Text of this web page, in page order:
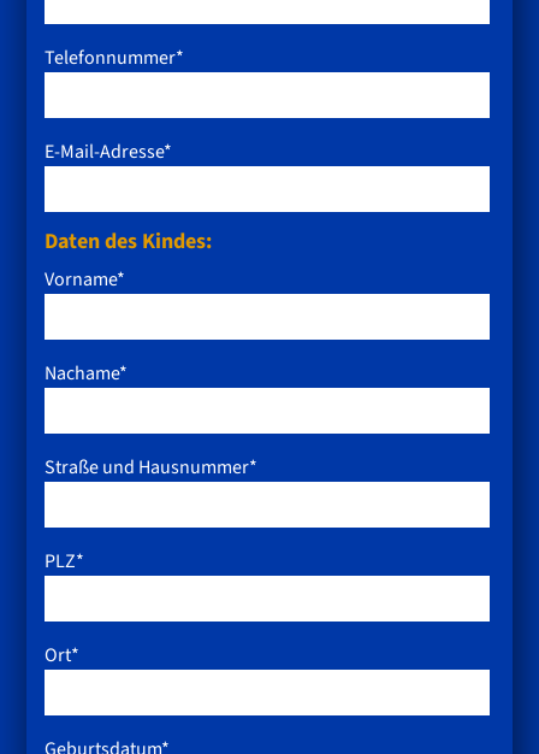
Telefonnummer*
E-Mail-Adresse*
Daten des Kindes:
Vorname*
Nachame*
Straße und Hausnummer*
PLZ*
Ort*
Geburtsdatum*